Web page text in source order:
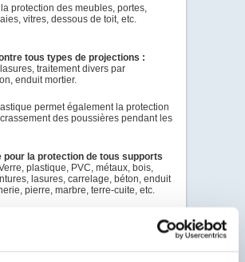
protection des meubles, portes,
vitres, dessous de toit, etc.
tous types de projections :
traitement divers par
enduit mortier.
permet également la protection
des poussières pendant les
pour la protection de tous supports
plastique, PVC, métaux, bois,
lasures, carrelage, béton, enduit
pierre, marbre, terre-cuite, etc.